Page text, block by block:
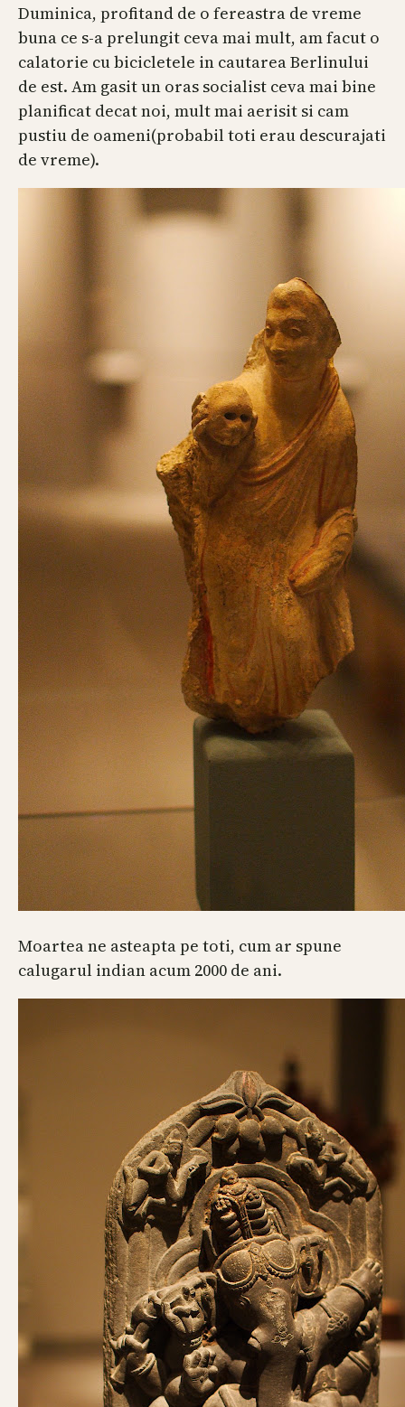
Duminica, profitand de o fereastra de vreme
buna ce s-a prelungit ceva mai mult, am facut o
calatorie cu bicicletele in cautarea Berlinului
de est. Am gasit un oras socialist ceva mai bine
planificat decat noi, mult mai aerisit si cam
pustiu de oameni(probabil toti erau descurajati
de vreme).
Moartea ne asteapta pe toti, cum ar spune
calugarul indian acum 2000 de ani.